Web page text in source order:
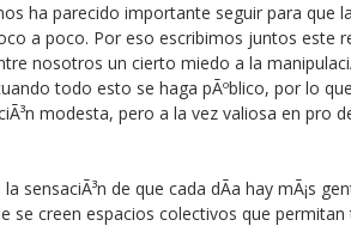
ha parecido importante seguir para que
a poco. Por eso escribimos juntos este
nosotros un cierto miedo a la
todo esto se haga pÃºblico, por lo
modesta, pero a la vez valiosa en pro
sensaciÃ³n de que cada dÃ­a hay mÃ¡s
se creen espacios colectivos que